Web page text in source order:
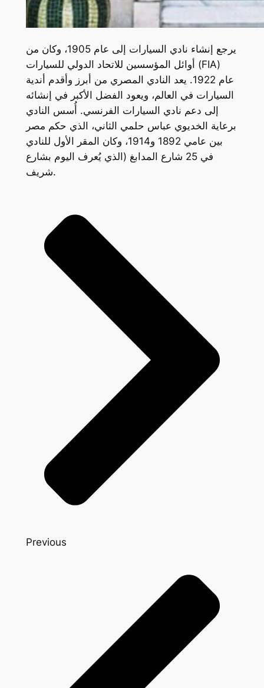
يرجع إنشاء نادي السيارات إلى عام 1905، وكان من
أوائل المؤسسين للاتحاد الدولي للسيارات (FIA)
عام 1922. يعد النادي المصري من أبرز وأقدم أندية
السيارات في العالم، ويعود الفضل الأكبر في إنشائه
إلى دعم نادي السيارات الفرنسي. أُسس النادي
برعاية الخديوي عباس حلمي الثاني، الذي حكم مصر
بين عامي 1892 و1914، وكان المقر الأول للنادي
في 25 شارع المدابغ (الذي يُعرف اليوم بشارع
شريف.
Previous